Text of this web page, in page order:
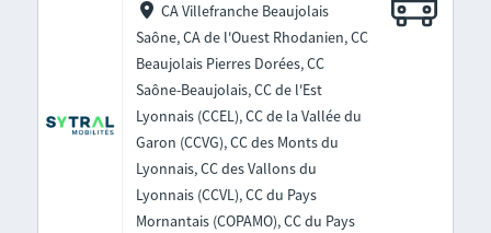
CA Villefranche Beaujolais
Saône, CA de l'Ouest Rhodanien, CC
Beaujolais Pierres Dorées, CC
Saône-Beaujolais, CC de l'Est
Lyonnais (CCEL), CC de la Vallée du
Garon (CCVG), CC des Monts du
Lyonnais, CC des Vallons du
Lyonnais (CCVL), CC du Pays
Mornantais (COPAMO), CC du Pays